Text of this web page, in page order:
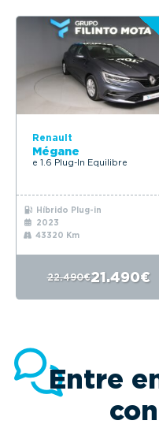
Renault
Mégane
e 1.6 Plug-In Equilibre
Híbrido Plug-in
2023
43320 Km
22.490€21.490€
Entre